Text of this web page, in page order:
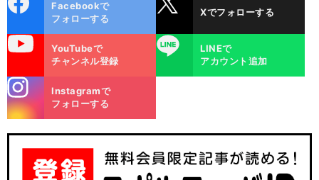
ok
Facebookで
フォローする
Xでフォローする
YouTubeで
チャンネル登録
LINE
LINEで
アカウント追加
m
Instagramで
フォローする